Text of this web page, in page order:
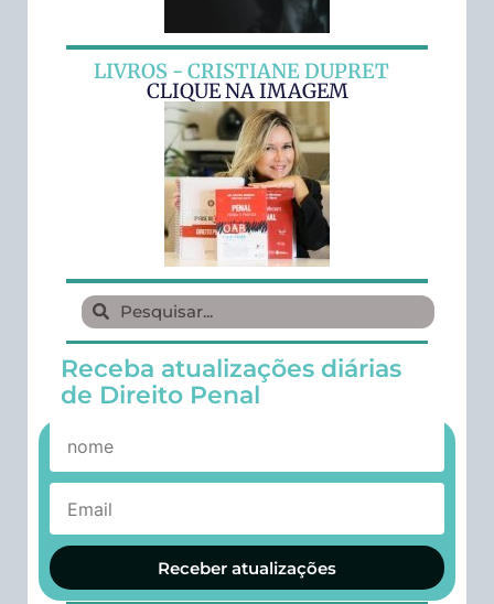
LIVROS - CRISTIANE DUPRET
CLIQUE NA IMAGEM
Receba atualizações diárias
de Direito Penal
Receber atualizações